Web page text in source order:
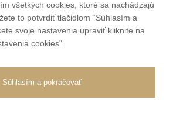
zameriavame sa na predaj hodiniek a
web stránky.
všetkých cookies, ktoré sa nachádzajú
to potvrdiť tlačidlom “Súhlasím a
svoje nastavenia upraviť kliknite na
cookies".
Súhlasím a pokračovať